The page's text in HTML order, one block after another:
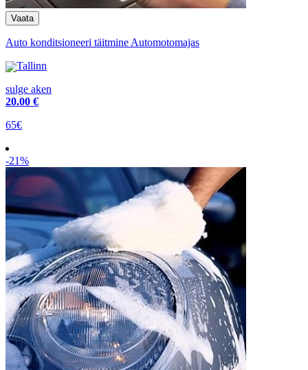
Auto konditsioneeri täitmine Automotomajas
Tallinn
sulge aken
20.00 €
65€
-21%